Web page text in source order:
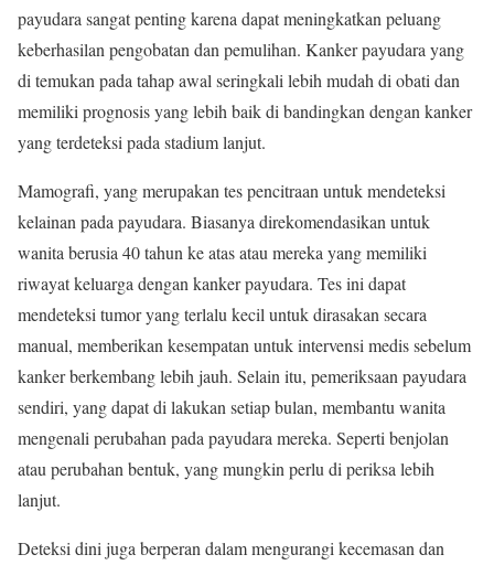
payudara sangat penting karena dapat meningkatkan peluang
keberhasilan pengobatan dan pemulihan. Kanker payudara yang
di temukan pada tahap awal seringkali lebih mudah di obati dan
memiliki prognosis yang lebih baik di bandingkan dengan kanker
yang terdeteksi pada stadium lanjut.
Mamografi, yang merupakan tes pencitraan untuk mendeteksi
kelainan pada payudara. Biasanya direkomendasikan untuk
wanita berusia 40 tahun ke atas atau mereka yang memiliki
riwayat keluarga dengan kanker payudara. Tes ini dapat
mendeteksi tumor yang terlalu kecil untuk dirasakan secara
manual, memberikan kesempatan untuk intervensi medis sebelum
kanker berkembang lebih jauh. Selain itu, pemeriksaan payudara
sendiri, yang dapat di lakukan setiap bulan, membantu wanita
mengenali perubahan pada payudara mereka. Seperti benjolan
atau perubahan bentuk, yang mungkin perlu di periksa lebih
lanjut.
Deteksi dini juga berperan dalam mengurangi kecemasan dan